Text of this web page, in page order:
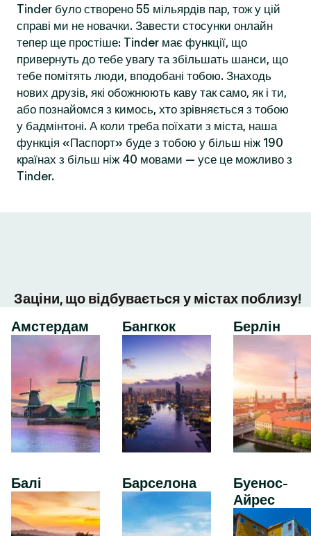
Tinder було створено 55 мільярдів пар, тож у цій
справі ми не новачки. Завести стосунки онлайн
тепер ще простіше: Tinder має функції, що
привернуть до тебе увагу та збільшать шанси, що
тебе помітять люди, вподобані тобою. Знаходь
нових друзів, які обожнюють каву так само, як і ти,
або познайомся з кимось, хто зрівняється з тобою
у бадмінтоні. А коли треба поїхати з міста, наша
функція «Паспорт» буде з тобою у більш ніж 190
країнах з більш ніж 40 мовами — усе це можливо з
Tinder.
Заціни, що відбувається у містах поблизу!
Амстердам
Балі
Бангкок
Барселона
Берлін
Буенос-
Айрес